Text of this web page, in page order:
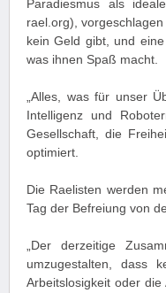
Paradiesmus als
rael.org),
kein Geld gibt, und
was ihnen Spaß macht.
„Alles, was für unser
Intelligenz und
Gesellschaft, die
optimiert.
Die Raelisten werden
Tag der Befreiung von
„Der derzeitige
umzugestalten,
Arbeitslosigkeit oder